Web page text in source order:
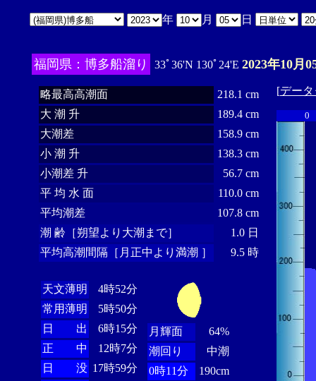
年 月 日
福岡県：博多船溜り 33ﾟ36'N 130ﾟ24'E 2023年10月
略最高高潮面
218.1 cm
大 潮 升
189.4 cm
大潮差
158.9 cm
小 潮 升
138.3 cm
小潮差 升
56.7 cm
平 均 水 面
110.0 cm
平均潮差
107.8 cm
潮 齢［朔望より大潮まで］
1.0 日
平均高潮間隔［月正中より満潮 ］
9.5 時
天文薄明
4時52分
常用薄明
5時50分
日 出
6時15分
正 中
12時7分
日 没 17時59分
月輝面
64%
潮回り
中潮
0時11分
190cm
[デー
0